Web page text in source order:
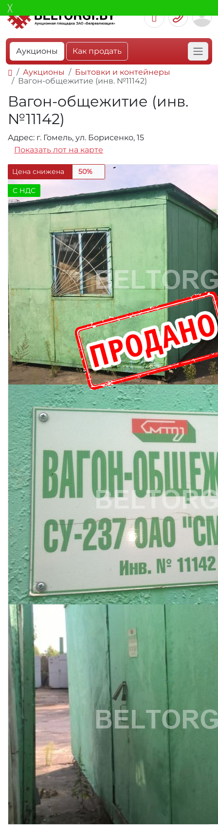
Аукционы Как продать
Аукционы
Бытовки и контейнеры
Вагон-общежитие (инв. №11142)
Вагон-общежитие (инв.
№11142)
Адрес: г. Гомель, ул. Борисенко, 15
Показать лот на карте
Цена снижена 50%
C НДС